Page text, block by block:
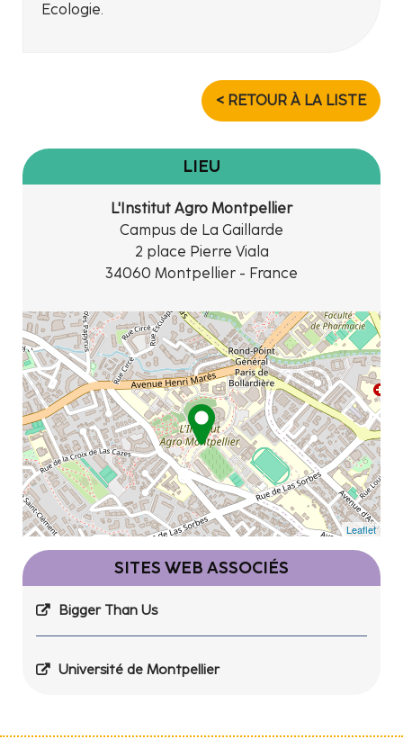
Ecologie.
< RETOUR À LA LISTE
LIEU
L'Institut Agro Montpellier
Campus de La Gaillarde
2 place Pierre Viala
34060 Montpellier - France
Leaflet
SITES WEB ASSOCIÉS
Bigger Than Us
Université de Montpellier